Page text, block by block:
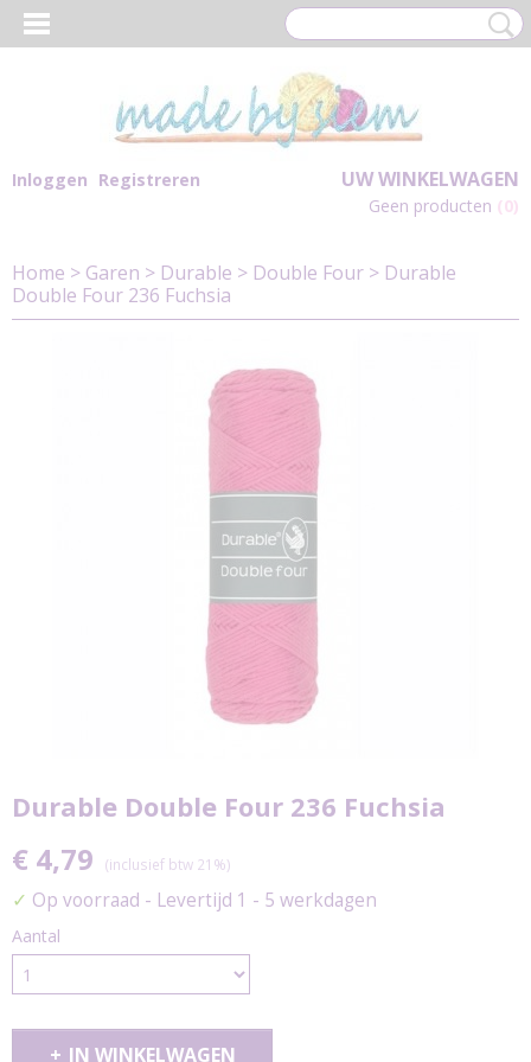
Inloggen Registreren UW WINKELWAGEN
Geen producten (0)
Home > Garen > Durable > Double Four > Durable
Double Four 236 Fuchsia
Durable Double Four 236 Fuchsia
€ 4,79 (inclusief btw 21%)
✓ Op voorraad - Levertijd 1 - 5 werkdagen
Aantal
IN WINKELWAGEN